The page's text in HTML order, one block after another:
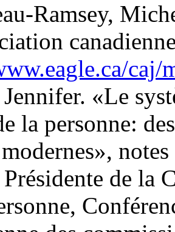
Ramsey,
caj/
«Le
la personne:
de la